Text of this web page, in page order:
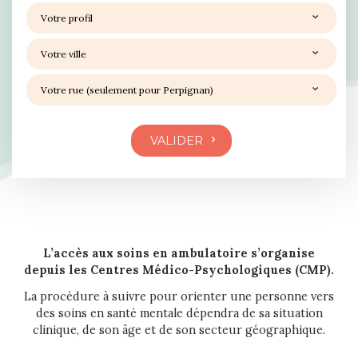
L’accès aux soins en ambulatoire s’organise
depuis les Centres Médico-Psychologiques (CMP).
La procédure à suivre pour orienter une personne vers
des soins en santé mentale dépendra de sa situation
clinique, de son âge et de son secteur géographique.